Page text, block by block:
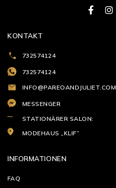
KONTAKT
732574124
732574124
INFO@PAREOANDJULIET.COM
MESSENGER
STATIONÄRER SALON:
MODEHAUS „KLIF”
INFORMATIONEN
FAQ